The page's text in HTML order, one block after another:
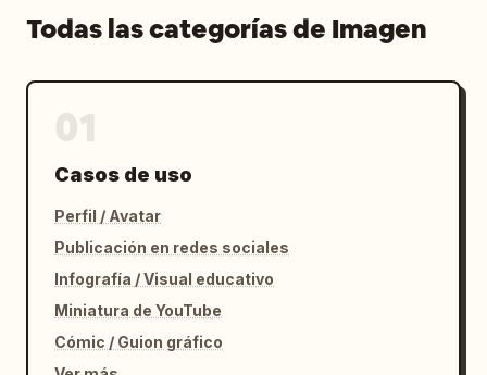
Todas las categorías de Imagen
Casos de uso
Perfil / Avatar
Publicación en redes sociales
Infografía / Visual educativo
Miniatura de YouTube
Cómic / Guion gráfico